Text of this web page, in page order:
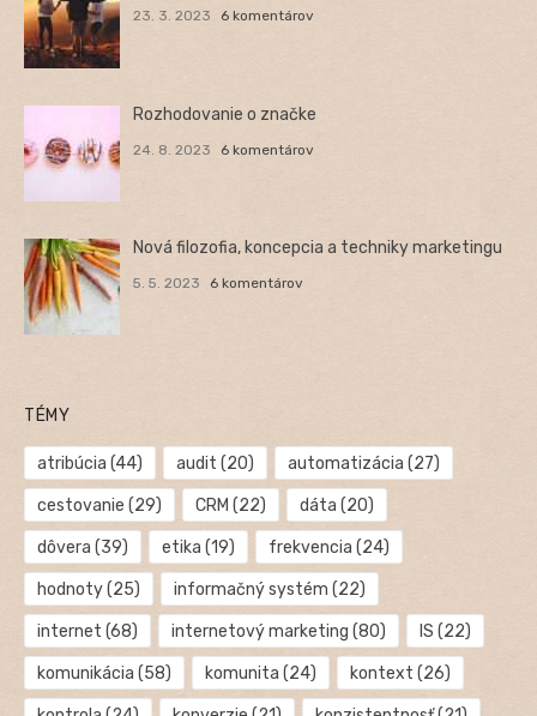
23. 3. 2023 6 komentárov
Rozhodovanie o značke
24. 8. 2023 6 komentárov
Nová filozofia, koncepcia a techniky marketingu
5. 5. 2023 6 komentárov
TÉMY
atribúcia (44) audit (20) automatizácia (27)
cestovanie (29) CRM (22) dáta (20)
dôvera (39) etika (19) frekvencia (24)
hodnoty(25) informačný systém (22)
internet (68) internetový marketing (80) IS (22)
komunikácia (58) komunita (24) kontext (26)